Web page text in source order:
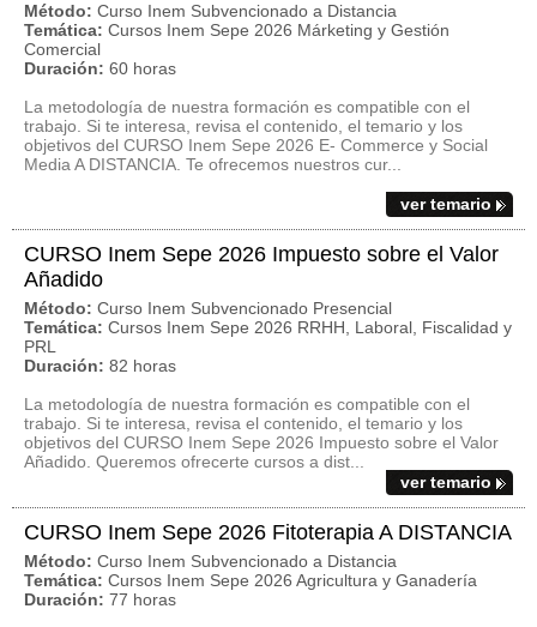
Método: Curso Inem Subvencionado a Distancia
Temática: Cursos Inem Sepe 2026 Márketing y Gestión
Comercial
Duración: 60 horas
La metodología de nuestra formación es compatible con el
trabajo. Si te interesa, revisa el contenido, el temario y los
objetivos del CURSO Inem Sepe 2026 E- Commerce y Social
Media A DISTANCIA. Te ofrecemos nuestros cur...
ver temario
CURSO Inem Sepe 2026 Impuesto sobre el Valor
Añadido
Método: Curso Inem Subvencionado Presencial
Temática: Cursos Inem Sepe 2026 RRHH, Laboral, Fiscalidad y
PRL
Duración: 82 horas
La metodología de nuestra formación es compatible con el
trabajo. Si te interesa, revisa el contenido, el temario y los
objetivos del CURSO Inem Sepe 2026 Impuesto sobre el Valor
Añadido. Queremos ofrecerte cursos a dist...
ver temario
CURSO Inem Sepe 2026 Fitoterapia A DISTANCIA
Método: Curso Inem Subvencionado a Distancia
Temática: Cursos Inem Sepe 2026 Agricultura y Ganadería
Duración: 77 horas